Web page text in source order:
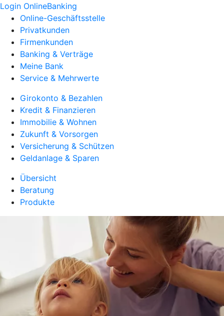
Login OnlineBanking
Online-Geschäftsstelle
Privatkunden
Firmenkunden
Banking & Verträge
Meine Bank
Service & Mehrwerte
Girokonto & Bezahlen
Kredit & Finanzieren
Immobilie & Wohnen
Zukunft & Vorsorgen
Versicherung & Schützen
Geldanlage & Sparen
Übersicht
Beratung
Produkte